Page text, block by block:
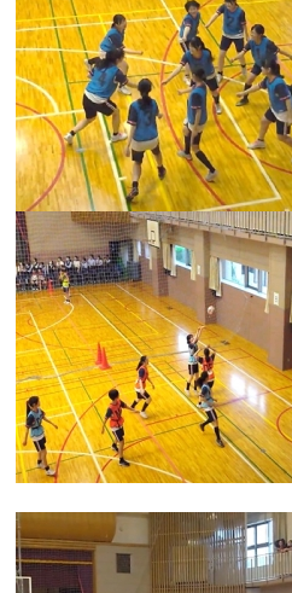
大学合格実績
卒業生のメッセージ
国際交流
国際交流行事
1年留学の留学先
入試関連情報
学校説明会等イベント情報
募集要項
入試問題
保護者の方へ
在校生の方へ
卒業生及び卒業生保護者の方へ